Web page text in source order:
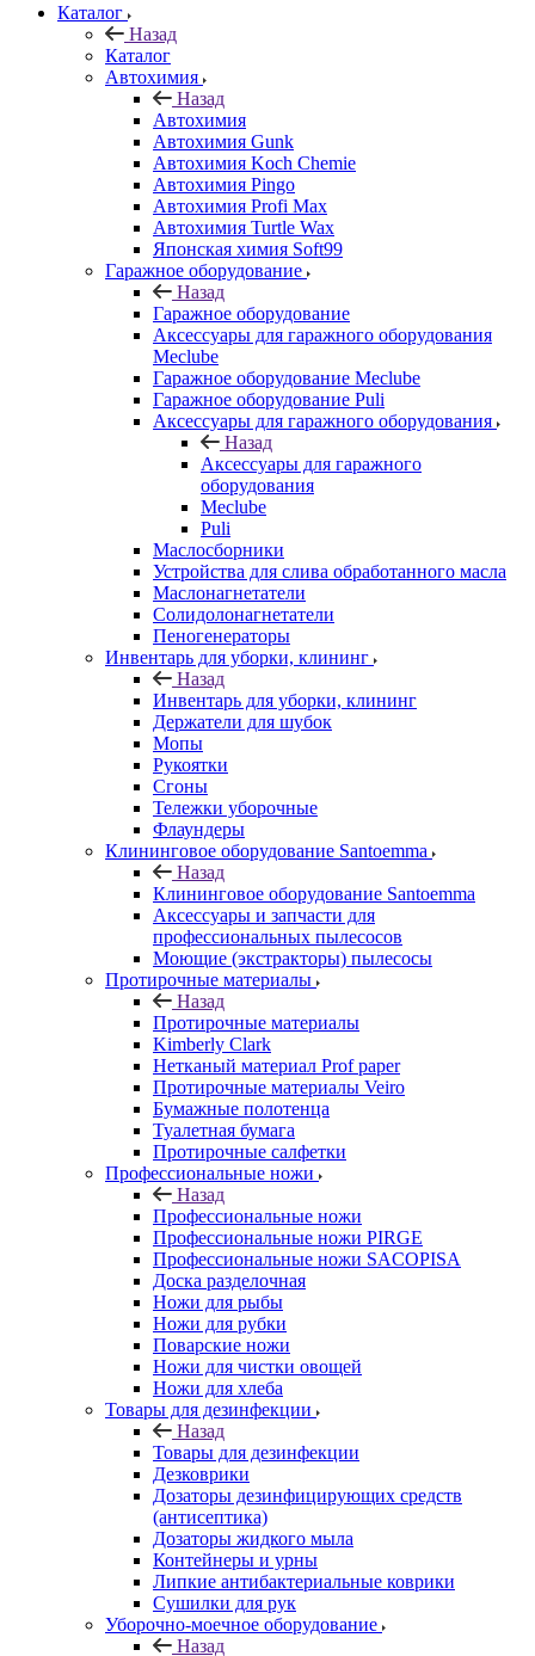
Каталог
Назад
Каталог
Автохимия
Назад
Автохимия
Автохимия Gunk
Автохимия Koch Chemie
Автохимия Pingo
Автохимия Profi Max
Автохимия Turtle Wax
Японская химия Soft99
Гаражное оборудование
Назад
Гаражное оборудование
Аксессуары для гаражного оборудования
Meclube
Гаражное оборудование Meclube
Гаражное оборудование Puli
Аксессуары для гаражного оборудования
Назад
Аксессуары для гаражного
оборудования
Meclube
Puli
Маслосборники
Устройства для слива обработанного масла
Маслонагнетатели
Солидолонагнетатели
Пеногенераторы
Инвентарь для уборки, клининг
Назад
Инвентарь для уборки, клининг
Держатели для шубок
Мопы
Рукоятки
Сгоны
Тележки уборочные
Флаундеры
Клининговое оборудование Santoemma
Назад
Клининговое оборудование Santoemma
Аксессуары и запчасти для
профессиональных пылесосов
Моющие (экстракторы) пылесосы
Протирочные материалы
Назад
Протирочные материалы
Kimberly Clark
Нетканый материал Prof paper
Протирочные материалы Veiro
Бумажные полотенца
Туалетная бумага
Протирочные салфетки
Профессиональные ножи
Назад
Профессиональные ножи
Профессиональные ножи PIRGE
Профессиональные ножи SACOPISA
Доска разделочная
Ножи для рыбы
Ножи для рубки
Поварские ножи
Ножи для чистки овощей
Ножи для хлеба
Товары для дезинфекции
Назад
Товары для дезинфекции
Дезковрики
Дозаторы дезинфицирующих средств
(антисептика)
Дозаторы жидкого мыла
Контейнеры и урны
Липкие антибактериальные коврики
Сушилки для рук
Уборочно-моечное оборудование
Назад